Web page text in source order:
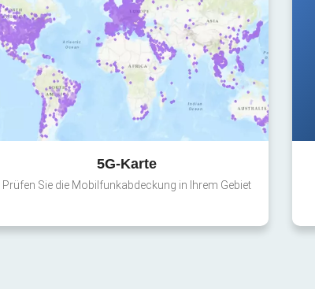
5G-Karte
Prüfen Sie die Mobilfunkabdeckung in Ihrem Gebiet